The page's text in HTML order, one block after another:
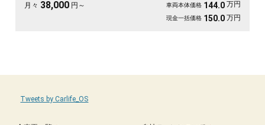
月々 38,000 円～ 車両本体価格 144.0 万円
現金一括価格 150.0 万円
Tweets by Carlife_OS